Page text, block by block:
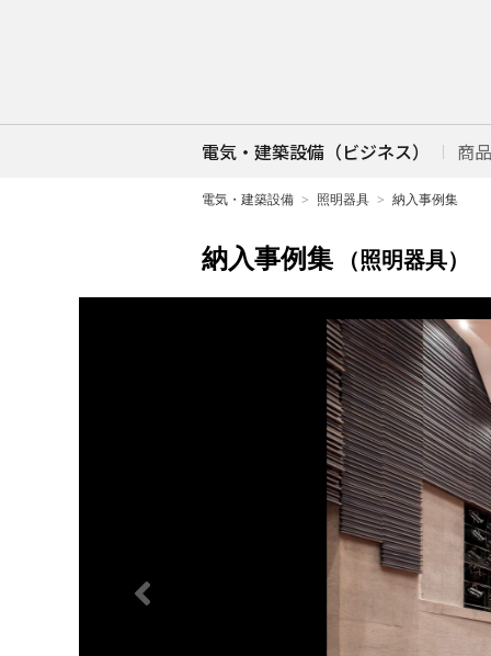
電気・建築設備（ビジネス） 商
電気・建築設備 照明器具 納入事例集
納入事例集 （照明器具）